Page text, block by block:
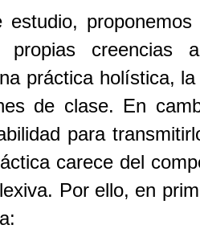
creencias
práctica holística,
de clase. En
para
carece del
Por ello, en